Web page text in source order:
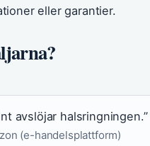
eller garantier.
avslöjar halsringningen.”
(e-handelsplattform)